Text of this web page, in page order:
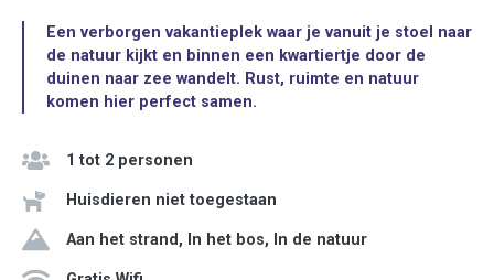
Een verborgen vakantieplek waar je vanuit je stoel naar
de natuur kijkt en binnen een kwartiertje door de
duinen naar zee wandelt. Rust, ruimte en natuur
komen hier perfect samen.
1 tot 2 personen
Huisdieren niet toegestaan
Aan het strand, In het bos, In de natuur